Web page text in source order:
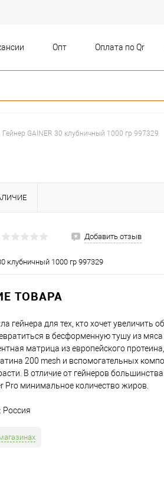
Опт Оплата по Qr
Гейнер GAINER 30 клубничный 1000 гр 997329
Добавить отзыв
клубничный 1000 гр 997329
ТОВАРА
гейнера для тех, кто хочет увеличить
в бесформенную тушу из
матрица из европейского
200 mesh и вспомогательных
В отличие от гейнеров большинства
Pro минимальное количество жиров.
Россия